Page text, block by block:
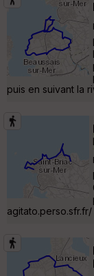
puis en suivant la
agitato.perso.sfr.fr/